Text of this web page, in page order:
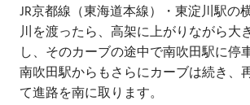
JR京都線（東海道本線）・東淀川駅の
川を渡ったら、高架に上がりながら大
し、そのカーブの途中で南吹田駅に停車
南吹田駅からもさらにカーブは続き、
て進路を南に取ります。